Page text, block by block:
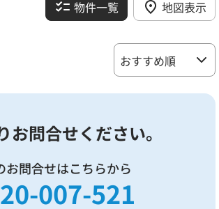
物件一覧 地図表示
お問合せください。
お問合せはこちらから
007-521